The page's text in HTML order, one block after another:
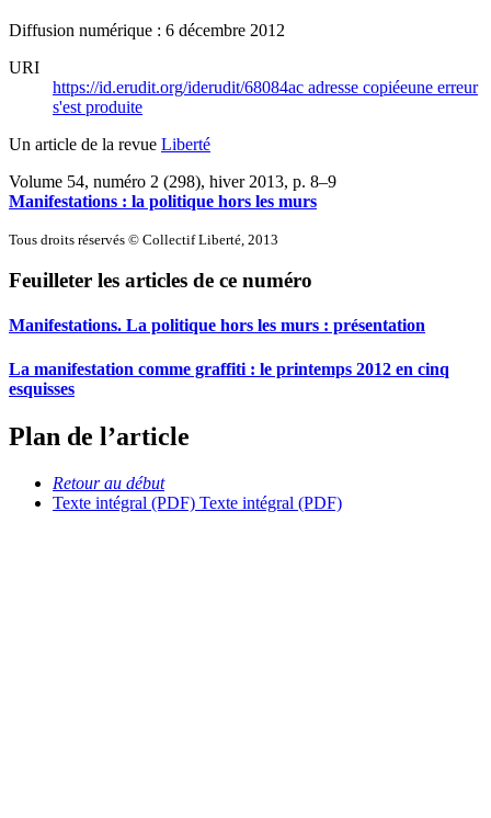
Diffusion numérique : 6 décembre 2012
URI
https://id.erudit.org/iderudit/68084ac adresse copiéeune erreur
s'est produite
Un article de la revue Liberté
Volume 54, numéro 2 (298), hiver 2013, p. 8–9
Manifestations : la politique hors les murs
Tous droits réservés © Collectif Liberté, 2013
Feuilleter les articles de ce numéro
Manifestations. La politique hors les murs : présentation
La manifestation comme graffiti : le printemps 2012 en cinq
esquisses
Plan de l’article
Retour au début
Texte intégral (PDF) Texte intégral (PDF)